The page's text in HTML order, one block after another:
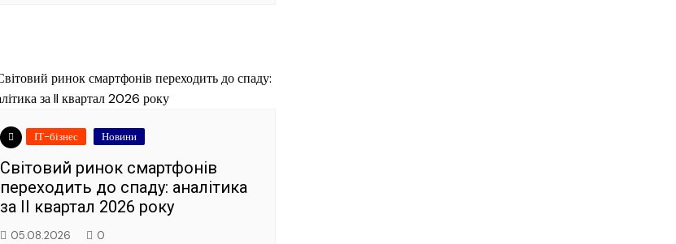
ІТ-бізнес Новини
Світовий ринок смартфонів
переходить до спаду: аналітика
за II квартал 2026 року
05.08.2026 0